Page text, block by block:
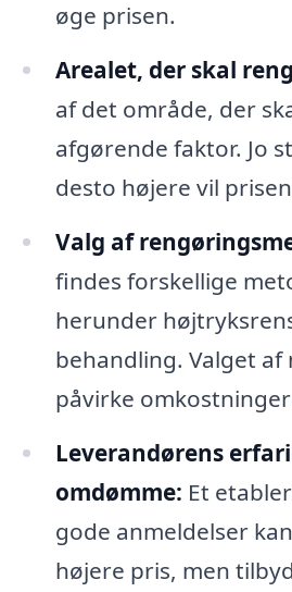
øge prisen.
Arealet, der skal
af det område, der
afgørende faktor. Jo
desto højere vil
Valg af
findes forskellige
herunder
behandling. Valget af
påvirke
Leverandørens
omdømme: Et
gode anmeldelser
højere pris, men